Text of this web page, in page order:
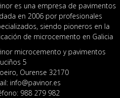
es una empresa de pavimentos
en 2006 por profesionales
siendo pioneros en la
de microcemento en Galicia
microcemento y pavimentos
5
, Ourense 32170
info@pavinor.es
988 279 982